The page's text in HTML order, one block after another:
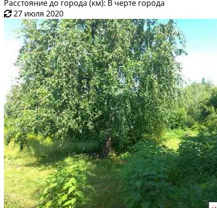
Расстояние до города (км): В черте города
27 июля 2020